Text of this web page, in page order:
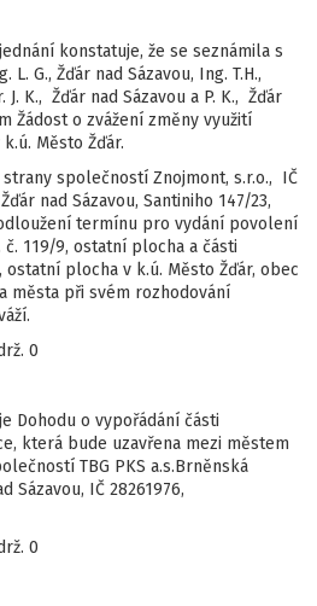
konstatuje, že se seznámila s
G., Žďár nad Sázavou, Ing. T.H.,
J. K., Žďár nad Sázavou a P. K., Žďár
Žádost o zvážení změny využití
Město Žďár.
společností Znojmont, s.r.o., IČ
nad Sázavou, Santiniho 147/23,
termínu pro vydání povolení
119/9, ostatní plocha a části
plocha v k.ú. Město Žďár, obec
města při svém rozhodování
0
Dohodu o vypořádání části
která bude uzavřena mezi městem
TBG PKS a.s.Brněnská
Sázavou, IČ 28261976,
0